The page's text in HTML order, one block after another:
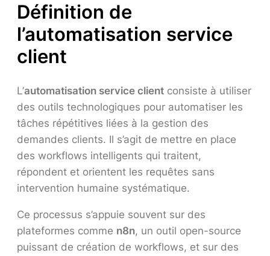
Définition de
l’automatisation service
client
L’automatisation service client consiste à utiliser
des outils technologiques pour automatiser les
tâches répétitives liées à la gestion des
demandes clients. Il s’agit de mettre en place
des workflows intelligents qui traitent,
répondent et orientent les requêtes sans
intervention humaine systématique.
Ce processus s’appuie souvent sur des
plateformes comme n8n, un outil open-source
puissant de création de workflows, et sur des